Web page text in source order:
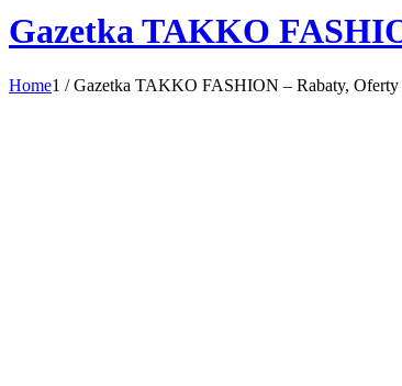
Gazetka TAKKO
Home1 / Gazetka TAKKO FASHION – Rabaty, Oferty